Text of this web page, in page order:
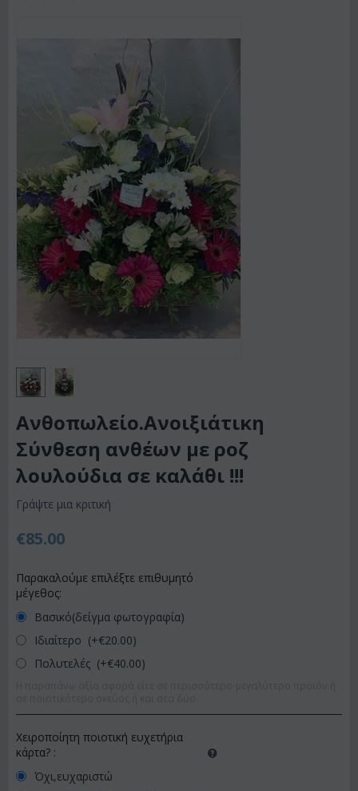
Ανθοπωλείο.Ανοιξιάτικη
Σύνθεση ανθέων με ροζ
λουλούδια σε καλάθι !!!
Γράψτε μια κριτική
€85.00
Παρακαλούμε επιλέξτε επιθυμητό
μέγεθος:
Βασικό(δείγμα φωτογραφία)
Ιδιαίτερο (+€20.00)
Πολυτελές (+€40.00)
Χειροποίητη ποιοτική ευχετήρια
κάρτα? :
Όχι,ευχαριστώ